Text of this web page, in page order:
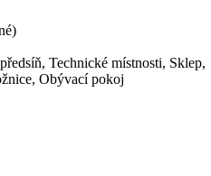
Technické místnosti, Sklep,
Obývací pokoj